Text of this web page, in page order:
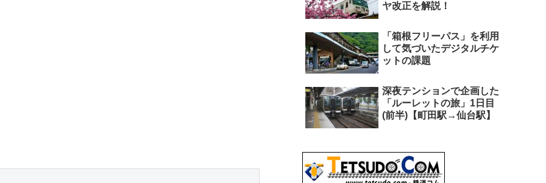
ヤ改正を解説！
「箱根フリーパス」を利用
して気づいたデジタルチケ
ットの課題
深夜テンションで企画した
「ルーレットの旅」1日目
(前半)【町田駅→仙台駅】